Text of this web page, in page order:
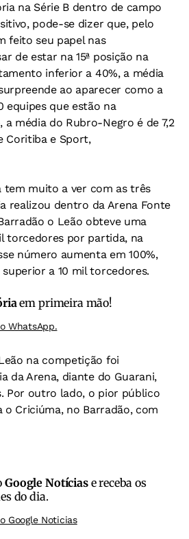
na Série B dentro de campo
pode-se dizer que, pelo
feito seu papel nas
de estar na 15ª posição na
inferior a 40%, a média
ao aparecer como a
equipes que estão na
a média do Rubro-Negro é de 7,2
Coritiba e Sport,
tem muito a ver com as três
realizou dentro da Arena Fonte
o Leão obteve uma
torcedores por partida, na
número aumenta em 100%,
a 10 mil torcedores.
em primeira mão!
WhatsApp.
na competição foi
da Arena, diante do Guarani,
Por outro lado, o pior público
Criciúma, no Barradão, com
Google Notíciase receba os
do dia.
Google Noticias